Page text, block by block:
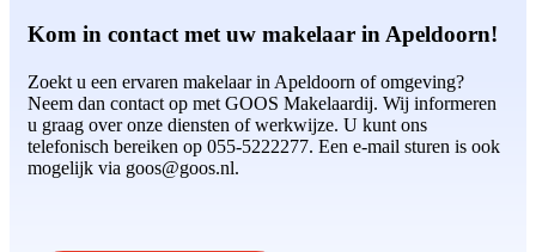
Kom in contact met uw makelaar in Apeldoorn!
Zoekt u een ervaren makelaar in Apeldoorn of omgeving?
Neem dan contact op met GOOS Makelaardij. Wij informeren
u graag over onze diensten of werkwijze. U kunt ons
telefonisch bereiken op 055-5222277. Een e-mail sturen is ook
mogelijk via goos@goos.nl.